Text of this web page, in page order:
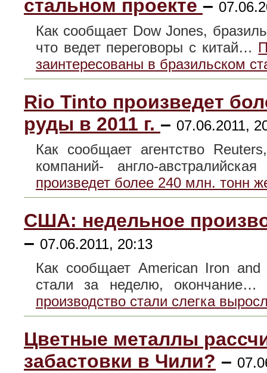
стальном проекте –
Как сообщает Dow Jones,
что ведет переговоры с китай…
заинтересованы в бразильском
Rio Tinto произведет
руды в 2011 г. – 07.06.2011,
Как сообщает агентство
компаний- англо-
произведет более 240 млн. тонн
США: недельное
– 07.06.2011, 20:13
Как сообщает American Iron and
стали за неделю,
производство стали слегка
Цветные металлы
забастовки в Чили? –